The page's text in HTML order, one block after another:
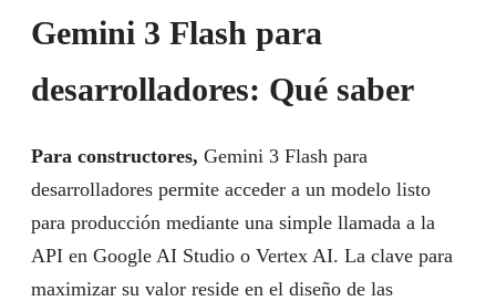
Gemini 3 Flash para
desarrolladores: Qué saber
Para constructores, Gemini 3 Flash para
desarrolladores permite acceder a un modelo listo
para producción mediante una simple llamada a la
API en Google AI Studio o Vertex AI. La clave para
maximizar su valor reside en el diseño de las